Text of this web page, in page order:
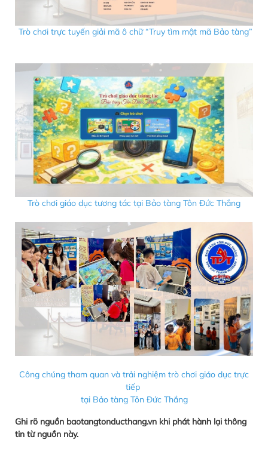
Trò chơi trực tuyến giải mã ô chữ “Truy tìm mật mã Bảo tàng”
Trò chơi giáo dục tương tác tại Bảo tàng Tôn Đức Thắng
Công chúng tham quan và trải nghiệm trò chơi giáo dục trực
tiếp
tại Bảo tàng Tôn Đức Thắng
Ghi rõ nguồn baotangtonducthang.vn khi phát hành lại thông
tin từ nguồn này.